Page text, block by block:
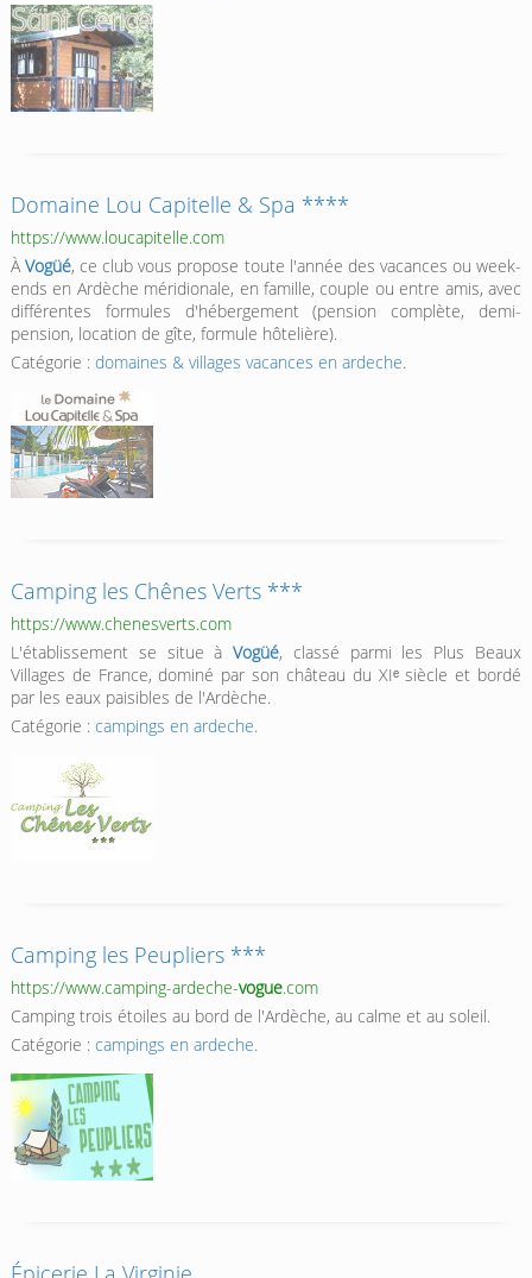
Domaine Lou Capitelle & Spa ****
https://www.loucapitelle.com
ÀVogüé, ce club vous propose toute l'année des vacances ou week-
ends en Ardèche méridionale, en famille, couple ou entre amis, avec
différentes formules d'hébergement (pension complète, demi-
pension, location de gîte, formule hôtelière).
Catégorie : domaines & villages vacances en ardeche.
Camping les Chênes Verts ***
https://www.chenesverts.com
L'établissement se situe àVogüé, classé parmi les Plus Beaux
Villages de France, dominé par son château du XIᵉ siècle et bordé
par les eaux paisibles de l'Ardèche.
Catégorie : campings en ardeche.
Camping les Peupliers ***
https://www.camping-ardeche-vogue.com
Camping trois étoiles au bord de l'Ardèche, au calme et au soleil.
Catégorie : campings en ardeche.